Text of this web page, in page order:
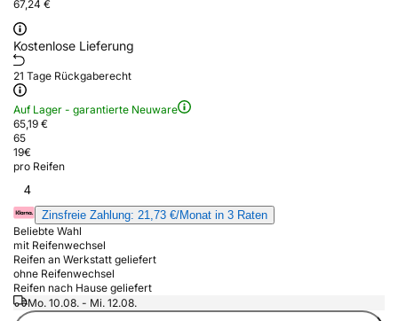
67,24 €
Kostenlose Lieferung
21 Tage Rückgaberecht
Auf Lager - garantierte Neuware
65,19 €
65
19€
pro Reifen
4
Zinsfreie Zahlung: 21,73 €/Monat in 3 Raten
Beliebte Wahl
mit Reifenwechsel
Reifen an Werkstatt geliefert
ohne Reifenwechsel
Reifen nach Hause geliefert
Mo. 10.08. - Mi. 12.08.